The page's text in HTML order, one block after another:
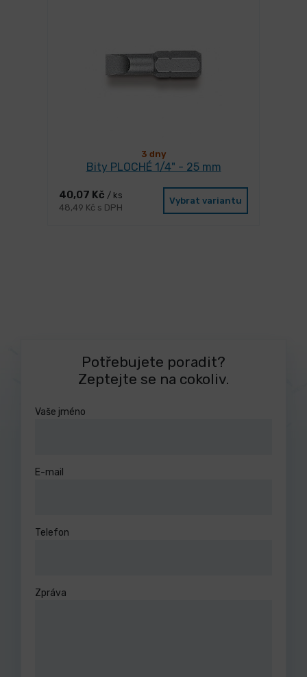
3 dny
Bity PLOCHÉ 1/4" - 25 mm
40,07 Kč / ks
48,49 Kč s DPH
Vybrat variantu
Potřebujete poradit?
Zeptejte se na cokoliv.
Vaše jméno
E-mail
Telefon
Zpráva